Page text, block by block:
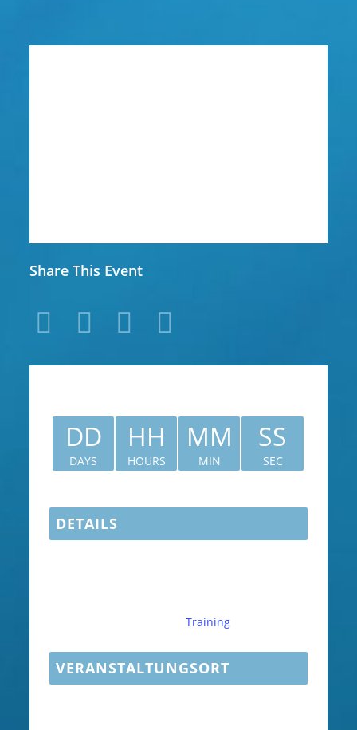
Share This Event
DD
DAYS
HH
HOURS
MM
MIN
SS
SEC
DETAILS
Training
VERANSTALTUNGSORT